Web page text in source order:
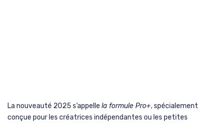
La nouveauté 2025 s’appelle la formule Pro+, spécialement
conçue pour les créatrices indépendantes ou les petites